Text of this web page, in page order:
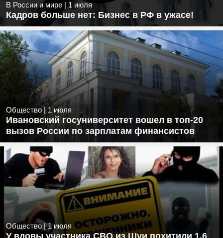
В России и мире | 1 июля
Кадров больше нет: Бизнес в РФ в ужасе!
Общество| 1 июля
Ивановский госуниверситет вошел в топ-20
вызов России по зарплатам финансистов
Общество |1 июля
У вдовы участника СВО из Шуи похитили 1,6